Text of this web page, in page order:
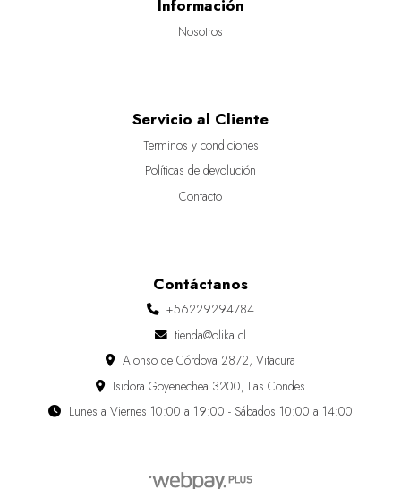
Información
Nosotros
Servicio al Cliente
Terminos y condiciones
Políticas de devolución
Contacto
Contáctanos
+56229294784
tienda@olika.cl
Alonso de Córdova 2872, Vitacura
Isidora Goyenechea 3200, Las Condes
Lunes a Viernes 10:00 a 19:00 - Sábados 10:00 a 14:00